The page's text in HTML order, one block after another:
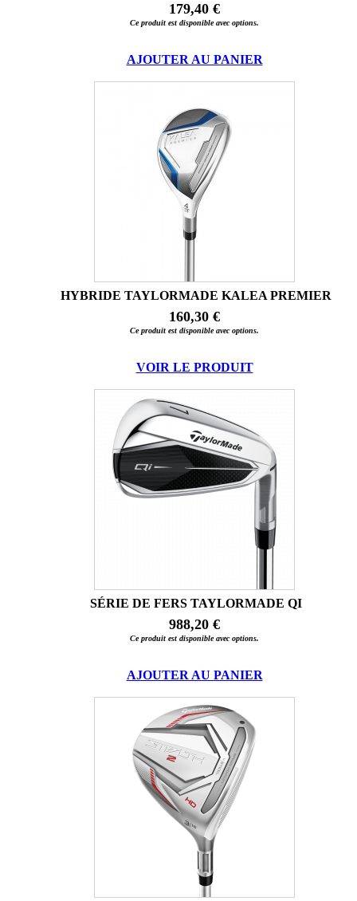
179,40 €
Ce produit est disponible avec options.
AJOUTER AU PANIER
HYBRIDE TAYLORMADE KALEA PREMIER
160,30 €
Ce produit est disponible avec options.
VOIR LE PRODUIT
SÉRIE DE FERS TAYLORMADE QI
988,20 €
Ce produit est disponible avec options.
AJOUTER AU PANIER